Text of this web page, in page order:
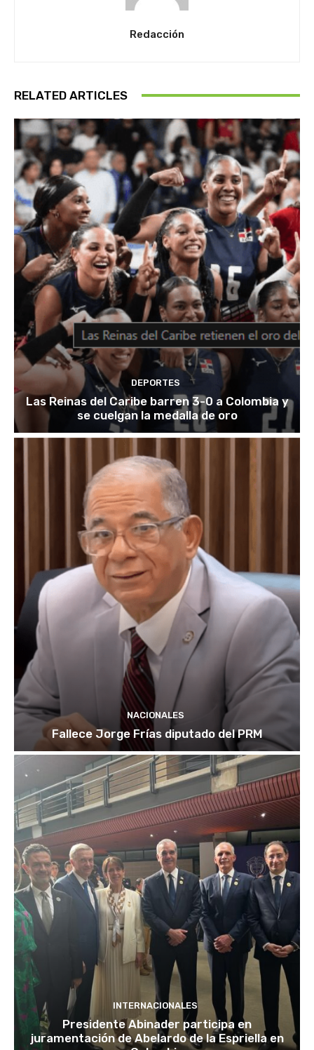
Redacción
RELATED ARTICLES
DEPORTES
Las Reinas del Caribe barren 3-0 a Colombia y
se cuelgan la medalla de oro
NACIONALES
Fallece Jorge Frías diputado del PRM
INTERNACIONALES
Presidente Abinader participa en
juramentación de Abelardo de la Espriella en